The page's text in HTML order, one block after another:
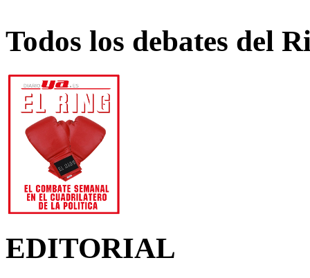
Todos los debates del
EDITORIAL